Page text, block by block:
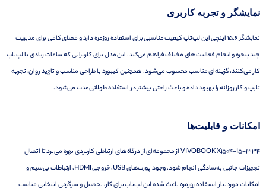
نمایشگر و تجربه کاربری
نمایشگر 15.6 اینچی این لپ‌تاپ کیفیت مناسبی برای استفاده روزمره دارد و فضای کافی برای مدیریت
چند پنجره و انجام فعالیت‌های مختلف فراهم می‌کند. این مدل برای کاربرانی که ساعات زیادی با لپ‌تاپ
کار می‌کنند، گزینه‌ای مناسب محسوب می‌شود. همچنین کیبورد با طراحی مناسب و تاچ‌پد روان، تجربه
تایپ و کار روزانه را بهبود داده و باعث راحتی بیشتر در استفاده طولانی‌مدت می‌شود.
امکانات و قابلیت‌ها
VIVOBOOK X1504-I5-1334 از مجموعه‌ای از درگاه‌های ارتباطی کاربردی بهره می‌برد تا اتصال
تجهیزات جانبی به‌سادگی انجام شود. وجود پورت‌های USB، خروجی HDMI، ارتباطات بی‌سیم و
امکانات موردنیاز استفاده روزمره باعث شده این لپ‌تاپ برای کار، تحصیل و سرگرمی انتخابی مناسب